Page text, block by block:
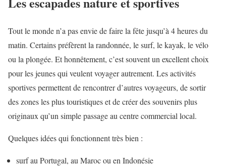
Tout le monde n’a pas envie de faire la fête jusqu’à 4 heures du
matin. Certains préfèrent la randonnée, le surf, le kayak, le vélo
ou la plongée. Et honnêtement, c’est souvent un excellent choix
pour les jeunes qui veulent voyager autrement. Les activités
sportives permettent de rencontrer d’autres voyageurs, de sortir
des zones les plus touristiques et de créer des souvenirs plus
originaux qu’un simple passage au centre commercial local.
Quelques idées qui fonctionnent très bien :
surf au Portugal, au Maroc ou en Indonésie